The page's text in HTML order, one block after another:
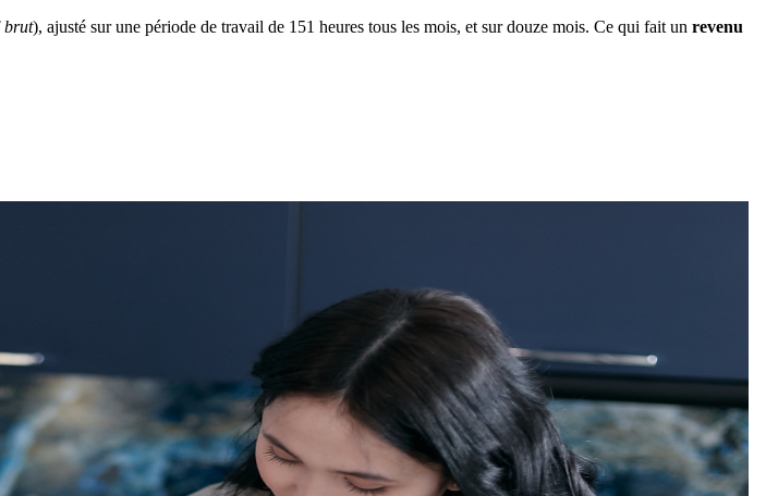
brut), ajusté sur une période de travail de 151 heures tous les mois, et sur douze mois. Ce qui fait un revenu